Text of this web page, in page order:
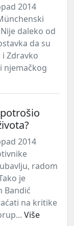
2014
daleko od
da su
i Zdravko
njemačkog
2014
radom
je
Bandić
na kritike
Više